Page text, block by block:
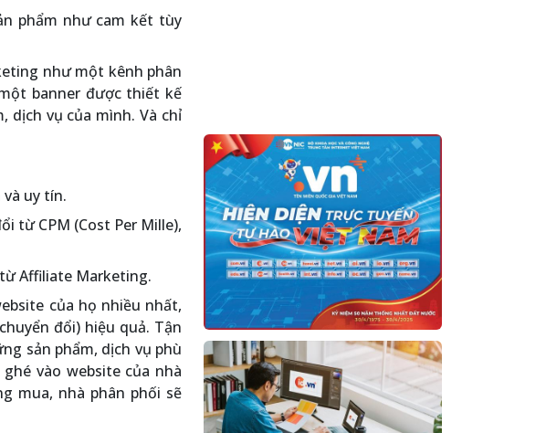
phẩm như cam kết tùy
như một kênh phân
banner được thiết kế
dịch vụ của mình. Và chỉ
uy tín.
từ CPM (Cost Per Mille),
Affiliate Marketing.
của họ nhiều nhất,
đổi) hiệu quả. Tận
sản phẩm, dịch vụ phù
vào website của nhà
mua, nhà phân phối sẽ